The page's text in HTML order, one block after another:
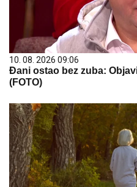
10. 08. 2026 09:06
Đani ostao bez zuba:
(FOTO)